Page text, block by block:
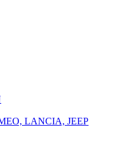
LANCIA, JEEP